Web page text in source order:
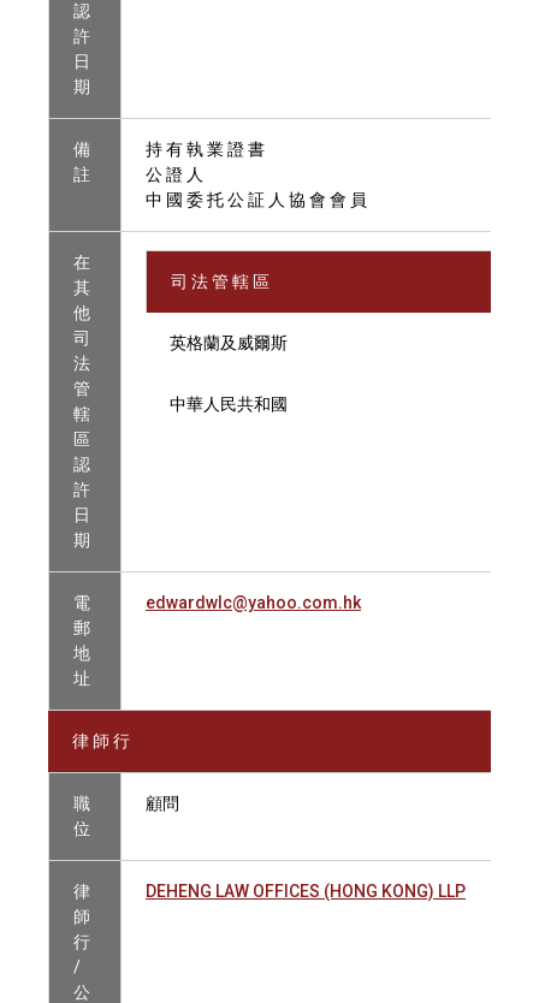
認
許
日
期
備
註
持 有 執 業 證 書
公 證 人
中 國 委 托 公 証 人 協 會 會 員
在
其
他
司
法
管
轄
區
認
許
日
期
司 法 管 轄 區
英格蘭及威爾斯
中華人民共和國
電
郵
地
址
edwardwlc@yahoo.com.hk
律 師 行
職
位
顧問
律
師
行
/
公
DEHENG LAW OFFICES (HONG KONG) LLP